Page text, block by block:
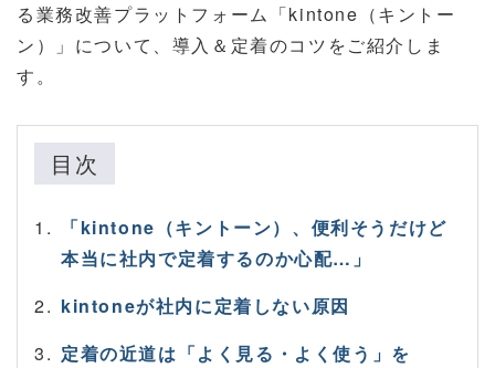
る業務改善プラットフォーム「kintone（キントー
ン）」について、導入＆定着のコツをご紹介しま
す。
目次
「kintone（キントーン）、便利そうだけど
本当に社内で定着するのか心配…」
kintoneが社内に定着しない原因
定着の近道は「よく見る・よく使う」を